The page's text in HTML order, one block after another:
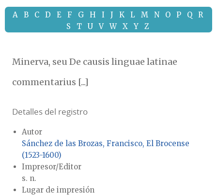
A B C D E F G H I J K L M N O P Q
R
S
T U V W X Y Z
Minerva, seu De causis linguae latinae
commentarius [...]
Detalles del registro
Autor
Sánchez de las Brozas, Francisco, El Brocense
(1523-1600)
Impresor/Editor
s. n.
Lugar de impresión